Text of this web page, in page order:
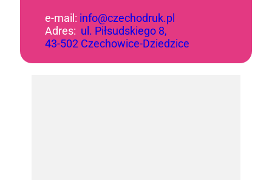
e-mail: info@czechodruk.pl
Adres: ul. Piłsudskiego 8,
43-502 Czechowice-Dziedzice